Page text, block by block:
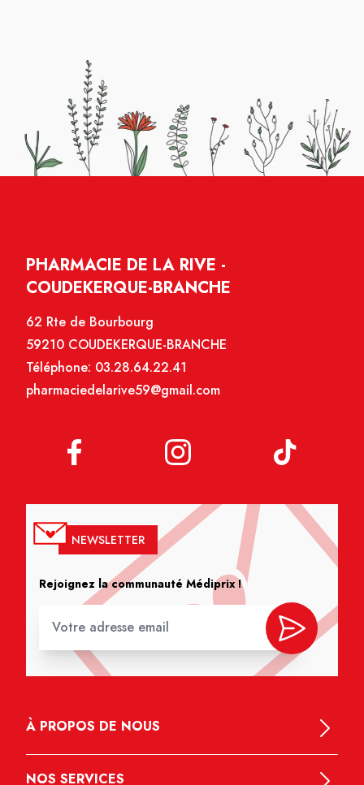
PHARMACIE DE LA RIVE -
COUDEKERQUE-BRANCHE
62 Rte de Bourbourg
59210 COUDEKERQUE-BRANCHE
Téléphone: 03.28.64.22.41
pharmaciedelarive59@gmail.com
NEWSLETTER
Rejoignez la communauté Médiprix !
À PROPOS DE NOUS
NOS SERVICES